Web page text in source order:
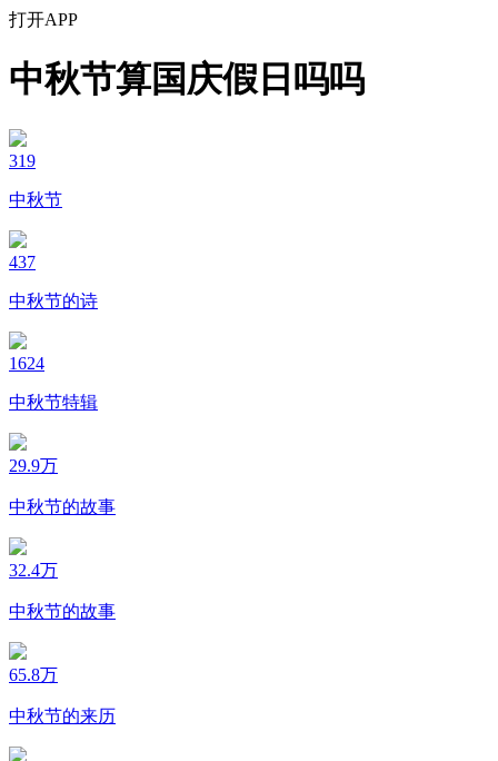
打开APP
中秋节算国庆假日吗吗
319
中秋节
437
中秋节的诗
1624
中秋节特辑
29.9万
中秋节的故事
32.4万
中秋节的故事
65.8万
中秋节的来历